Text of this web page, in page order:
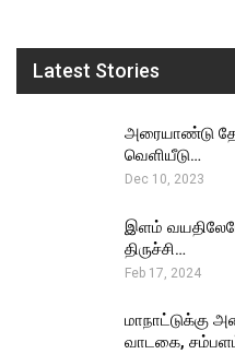
Latest Stories
அரையாண்டு
வெளியீடு…
Dec 10, 2023
இளம்
திருச்சி…
Feb 17, 2024
மாநாட்டுக்கு
வாடகை,